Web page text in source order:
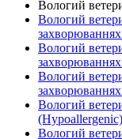
Вологий
Вологий
Вологий
Вологий
Вологий
(Hypoallergenic)
Вологий